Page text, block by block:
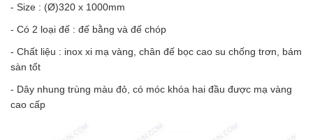
- Size : (Ø)320 x 1000mm
- Có 2 loại đế : đế bằng và đế chóp
- Chất liệu : inox xi mạ vàng, chân đế bọc cao su chống trơn, bám
sàn tốt
- Dây nhung trùng màu đỏ, có móc khóa hai đầu được mạ vàng
cao cấp